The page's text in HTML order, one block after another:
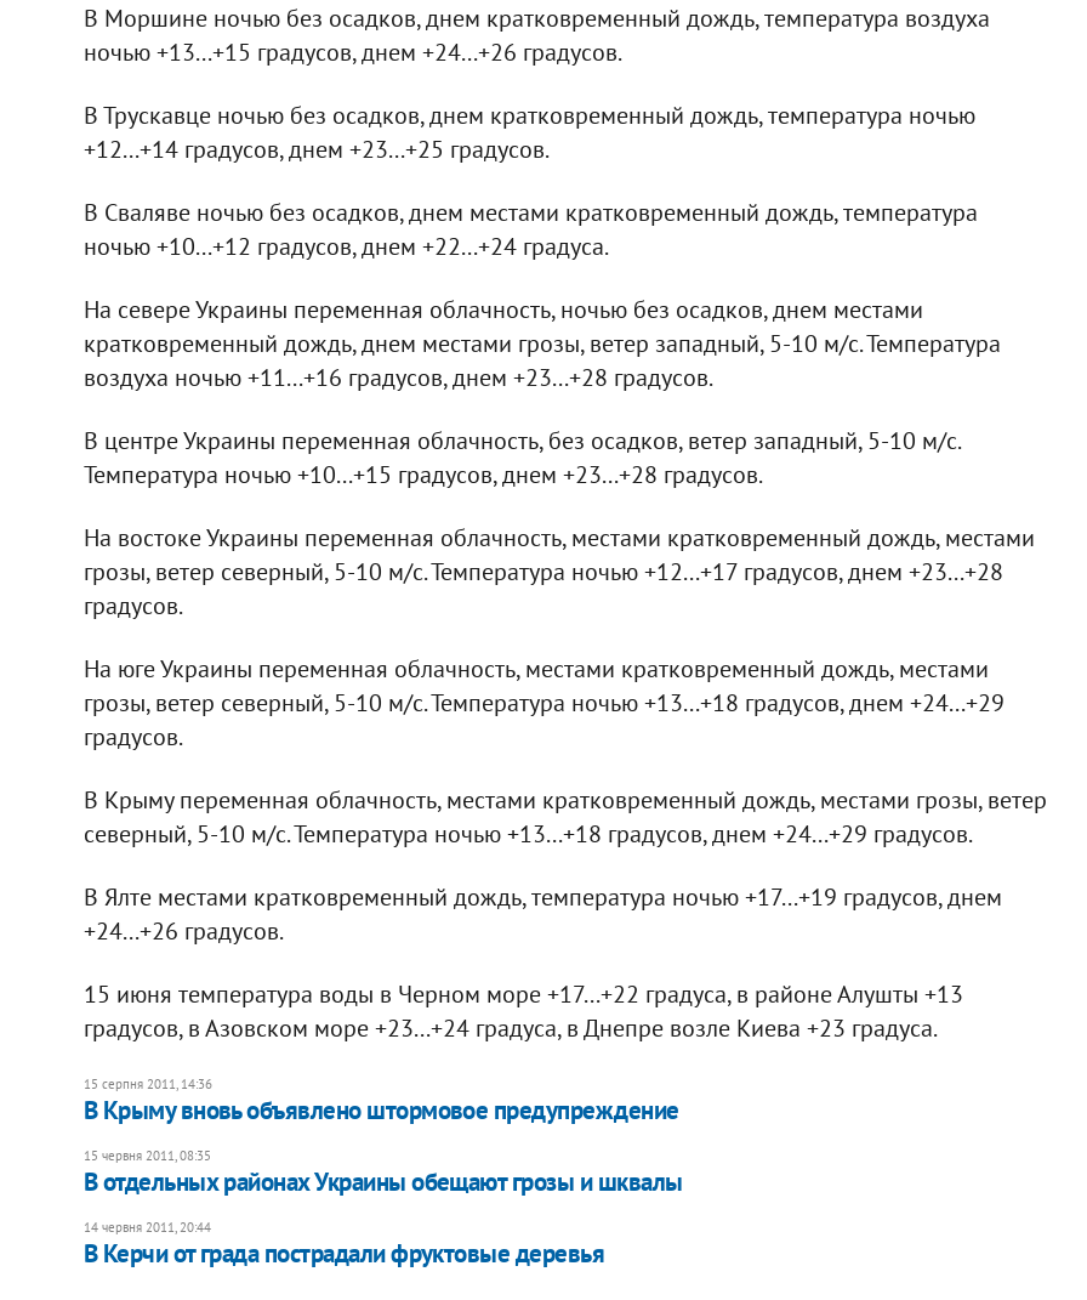
В Моршине ночью без осадков, днем кратковременный дождь, температура воздуха
ночью +13...+15 градусов, днем +24...+26 градусов.
В Трускавце ночью без осадков, днем кратковременный дождь, температура ночью
+12...+14 градусов, днем +23...+25 градусов.
В Сваляве ночью без осадков, днем местами кратковременный дождь, температура
ночью +10...+12 градусов, днем +22...+24 градуса.
На севере Украины переменная облачность, ночью без осадков, днем местами
кратковременный дождь, днем местами грозы, ветер западный, 5-10 м/с. Температура
воздуха ночью +11...+16 градусов, днем +23...+28 градусов.
В центре Украины переменная облачность, без осадков, ветер западный, 5-10 м/с.
Температура ночью +10...+15 градусов, днем +23...+28 градусов.
На востоке Украины переменная облачность, местами кратковременный дождь, местами
грозы, ветер северный, 5-10 м/с. Температура ночью +12...+17 градусов, днем +23...+28
градусов.
На юге Украины переменная облачность, местами кратковременный дождь, местами
грозы, ветер северный, 5-10 м/с. Температура ночью +13...+18 градусов, днем +24...+29
градусов.
В Крыму переменная облачность, местами кратковременный дождь, местами грозы, ветер
северный, 5-10 м/с. Температура ночью +13...+18 градусов, днем +24...+29 градусов.
В Ялте местами кратковременный дождь, температура ночью +17...+19 градусов, днем
+24...+26 градусов.
15 июня температура воды в Черном море +17...+22 градуса, в районе Алушты +13
градусов, в Азовском море +23...+24 градуса, в Днепре возле Киева +23 градуса.
15 серпня 2011, 14:36
В Крыму вновь объявлено штормовое предупреждение
15 червня 2011, 08:35
В отдельных районах Украины обещают грозы и шквалы
14 червня 2011, 20:44
В Керчи от града пострадали фруктовые деревья